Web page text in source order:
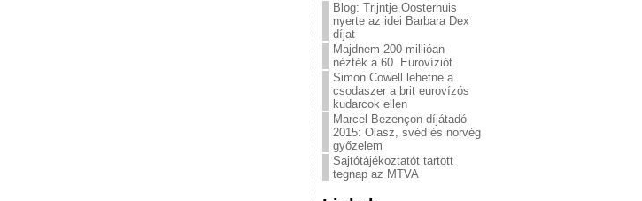
Blog: Trijntje Oosterhuis
nyerte az idei Barbara Dex
díjat
Majdnem 200 millióan
nézték a 60. Eurovíziót
Simon Cowell lehetne a
csodaszer a brit eurovízós
kudarcok ellen
Marcel Bezençon díjátadó
2015: Olasz, svéd és norvég
győzelem
Sajtótájékoztatót tartott
tegnap az MTVA